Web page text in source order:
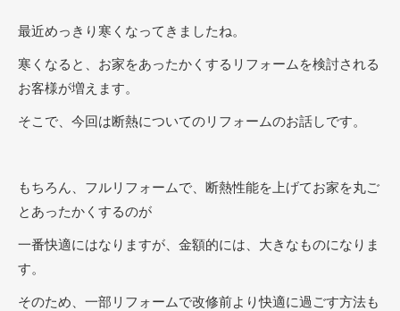
最近めっきり寒くなってきましたね。
寒くなると、お家をあったかくするリフォームを検討される
お客様が増えます。
そこで、今回は断熱についてのリフォームのお話しです。
もちろん、フルリフォームで、断熱性能を上げてお家を丸ご
とあったかくするのが
一番快適にはなりますが、金額的には、大きなものになりま
す。
そのため、一部リフォームで改修前より快適に過ごす方法も